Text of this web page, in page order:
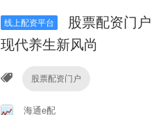
线上配资平台
股票配资门
现代养生新风尚
股票配资门户
海通e配